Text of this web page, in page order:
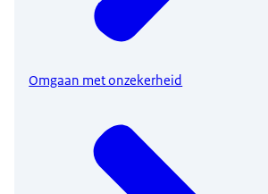
Omgaan met onzekerheid